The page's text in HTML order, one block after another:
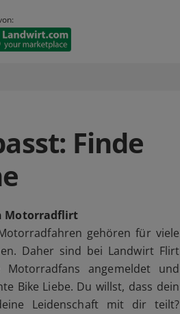
Finde
Motorradflirt
gehören für viele
Daher sind bei Landwirt Flirt
Motorradfans angemeldet und
Bike Liebe. Du willst, dass dein
Leidenschaft mit dir teilt?